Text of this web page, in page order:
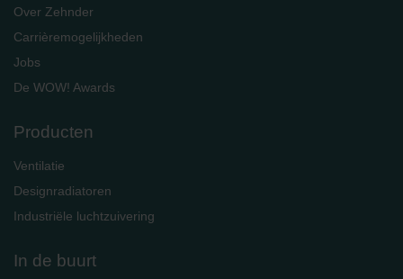
Over Zehnder
Carrièremogelijkheden
Jobs
De WOW! Awards
Producten
Ventilatie
Designradiatoren
Industriële luchtzuivering
In de buurt